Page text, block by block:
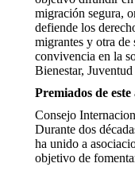
migración segura,
defiende los
migrantes y otra de
convivencia en la
Bienestar,
Premiados de este
Consejo
Durante dos
ha unido a
objetivo de